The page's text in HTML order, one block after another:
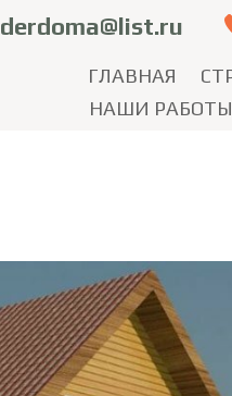
ГЛАВНАЯ
НАШИ РАБОТЫ
derdoma@list.ru